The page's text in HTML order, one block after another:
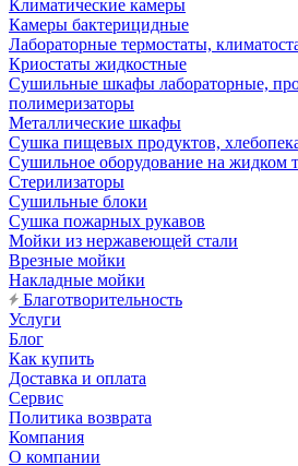
Климатические камеры
Камеры бактерицидные
Лабораторные термостаты,
Криостаты жидкостные
Сушильные шкафы лабораторные,
полимеризаторы
Металлические шкафы
Сушка пищевых продуктов,
Сушильное оборудование на жидком
Стерилизаторы
Сушильные блоки
Сушка пожарных рукавов
Мойки из нержавеющей стали
Врезные мойки
Накладные мойки
Благотворительность
Услуги
Блог
Как купить
Доставка и оплата
Сервис
Политика возврата
Компания
О компании